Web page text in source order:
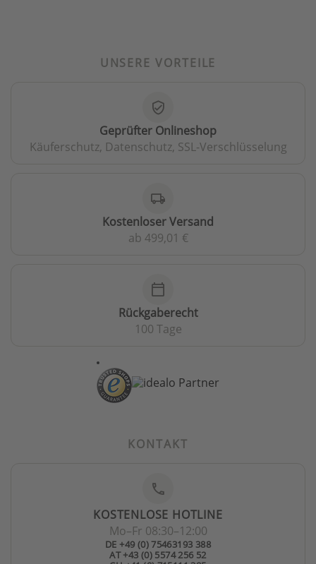
UNSERE VORTEILE
verified_user
Geprüfter Onlineshop
Käuferschutz, Datenschutz, SSL-Verschlüsselung
local_shipping
Kostenloser Versand
ab 499,01 €
calendar_today
Rückgaberecht
100 Tage
KONTAKT
phone
KOSTENLOSE HOTLINE
Mo–Fr 08:30–12:00
DE +49 (0) 75463193 388
AT +43 (0) 5574 256 52